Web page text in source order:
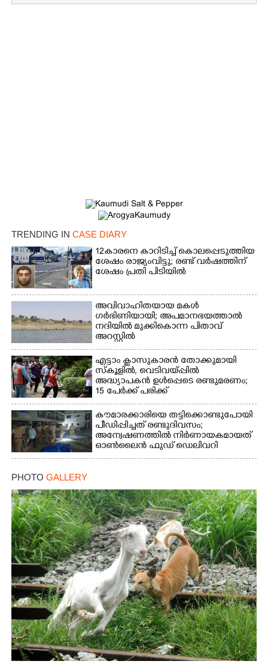
TRENDING IN CASE DIARY
12കാരനെ കാറിടിച്ച് കൊലപ്പെടുത്തിയ
ശേഷം രാജ്യംവിട്ടു; രണ്ട് വർഷത്തിന്
ശേഷം പ്രതി പിടിയിൽ
അവിവാഹിതയായ മകൾ
ഗർഭിണിയായി; അപമാനഭയത്താൽ
നദിയിൽ മുക്കികൊന്ന പിതാവ്
അറസ്റ്റിൽ
എട്ടാം ക്ളാസുകാരൻ തോക്കുമായി
സ്കൂളിൽ, വെടിവയ്പ്പിൽ
അദ്ധ്യാപകൻ ഉൾപ്പെടെ രണ്ടുമരണം;
15 പേർക്ക് പരിക്ക്
കൗമാരക്കാരിയെ തട്ടിക്കൊണ്ടുപോയി
പീഡിപ്പിച്ചത് രണ്ടുദിവസം;
അന്വേഷണത്തിൽ നിർണായകമായത്
ഓൺലൈൻ ഫുഡ് ഡെലിവറി
PHOTO GALLERY